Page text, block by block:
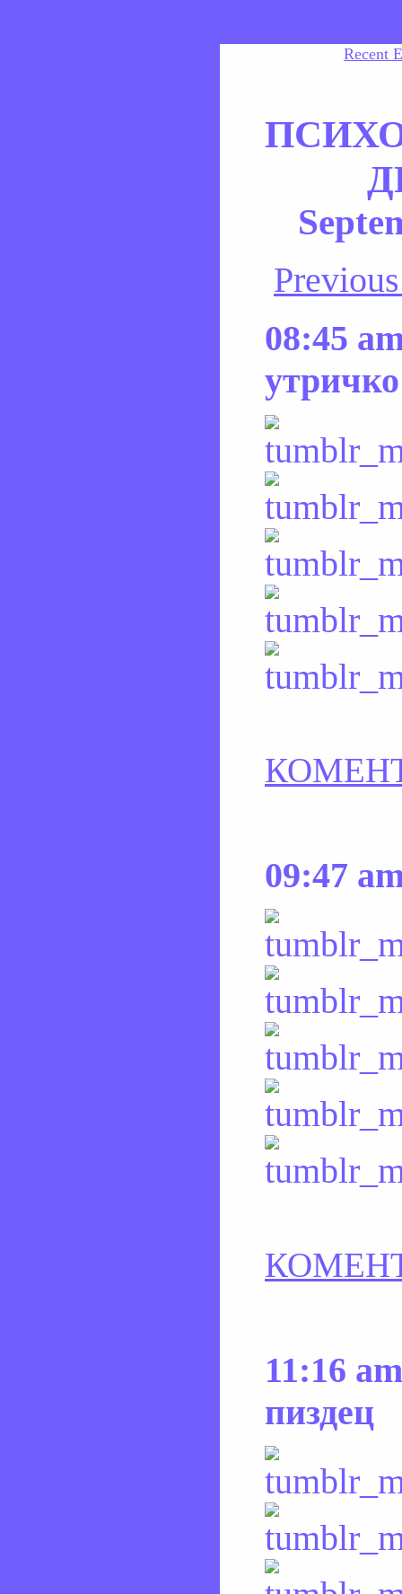
Recent
08:45
утричко
09:47
11:16
пиздец